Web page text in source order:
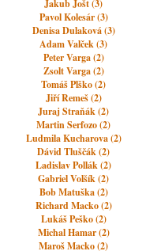
Jakub Jošt (3)
Pavol Kolesár (3)
Denisa Dulaková (3)
Adam Valček (3)
Peter Varga (2)
Zsolt Varga (2)
Tomáš Plško (2)
Jiří Remeš (2)
Juraj Straňák (2)
Martin Serfozo (2)
Ludmila Kucharova (2)
Dávid Tluščák (2)
Ladislav Pollák (2)
Gabriel Volšík (2)
Bob Matuška (2)
Richard Macko (2)
Lukáš Peško (2)
Michal Hamar (2)
Maroš Macko (2)